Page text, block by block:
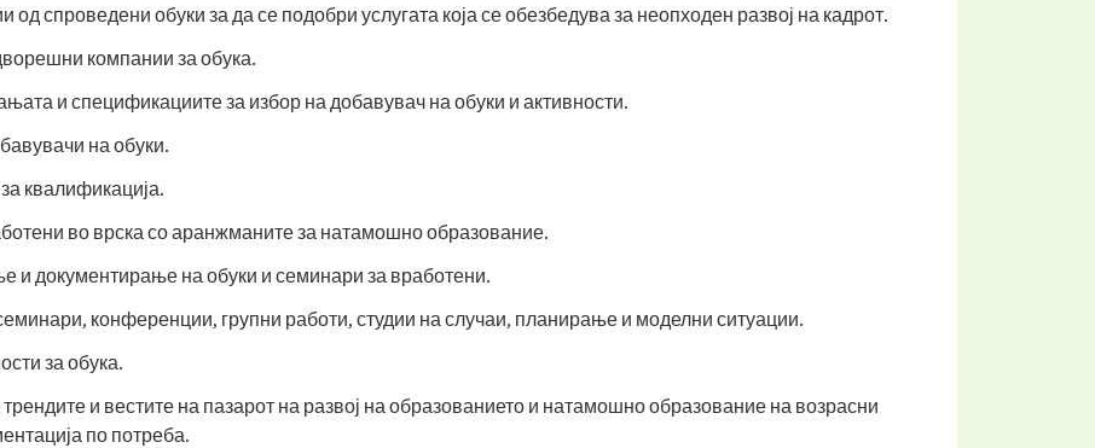
спроведени обуки за да се подобри услугата која се обезбедува за неопходен развој на кадрот.
компании за обука.
и спецификациите за избор на добавувач на обуки и активности.
на обуки.
квалификација.
во врска со аранжманите за натамошно образование.
и документирање на обуки и семинари за вработени.
конференции, групни работи, студии на случаи, планирање и моделни ситуации.
за обука.
и вестите на пазарот на развој на образованието и натамошно образование на возрасни
по потреба.